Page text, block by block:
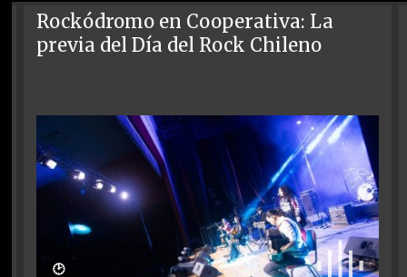
Rockódromo en Cooperativa: La
previa del Día del Rock Chileno
🕑